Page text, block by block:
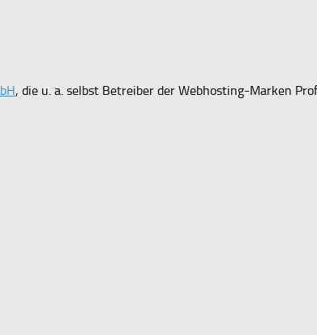
, die u. a. selbst Betreiber der Webhosting-Marken